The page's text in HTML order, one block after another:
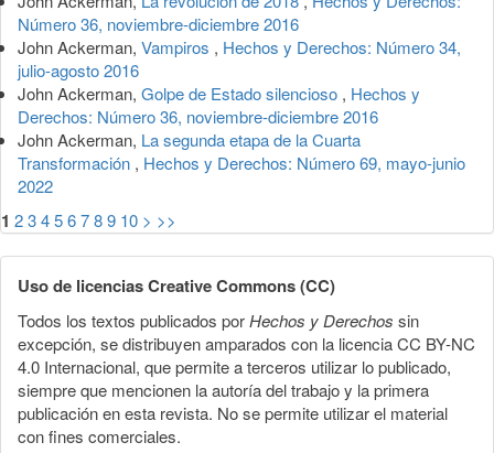
Número 36, noviembre-diciembre 2016
John Ackerman, Vampiros , Hechos y Derechos: Número 34,
julio-agosto 2016
John Ackerman, Golpe de Estado silencioso , Hechos y
Derechos: Número 36, noviembre-diciembre 2016
John Ackerman, La segunda etapa de la Cuarta
Transformación , Hechos y Derechos: Número 69, mayo-junio
2022
1 23456789 10 > >>
Uso de licencias Creative Commons (CC)
Todos los textos publicados porHechos y Derechos sin
excepción, se distribuyen amparados con la licencia CC BY-NC
4.0 Internacional, que permite a terceros utilizar lo publicado,
siempre que mencionen la autoría del trabajo y la primera
publicación en esta revista. No se permite utilizar el material
con fines comerciales.